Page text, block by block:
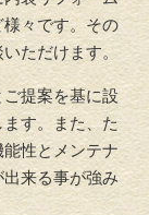
様々です。その
ただけます。
提案を基に設
す。また、た
性とメンテナ
来る事が強み